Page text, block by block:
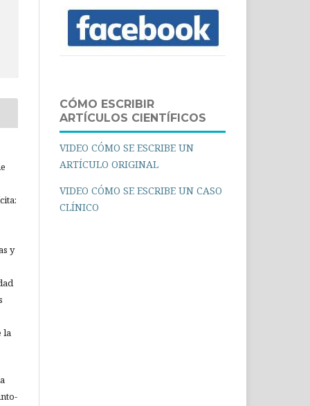
y
la
CÓMO ESCRIBIR
ARTÍCULOS CIENTÍFICOS
VIDEO CÓMO SE ESCRIBE UN
ARTÍCULO ORIGINAL
VIDEO CÓMO SE ESCRIBE UN CASO
CLÍNICO